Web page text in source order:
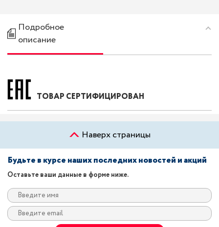
Подробное
описание
ТОВАР СЕРТИФИЦИРОВАН
Наверх страницы
Будьте в курсе наших последних новостей и акций
Оставьте ваши данные в форме ниже.